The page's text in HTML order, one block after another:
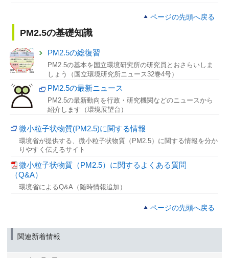
ページの先頭へ戻る
PM2.5の基礎知識
PM2.5の総復習
PM2.5の基本を国立環境研究所の研究員とおさらいしま
しょう（国立環境研究所ニュース32巻4号）
PM2.5の最新ニュース
PM2.5の最新動向を行政・研究機関などのニュースから
紹介します（環境展望台）
微小粒子状物質(PM2.5)に関する情報
環境省が提供する、微小粒子状物質（PM2.5）に関する情報を分か
りやすく伝えるサイト
微小粒子状物質（PM2.5）に関するよくある質問
（Q&A）
環境省によるQ&A（随時情報追加）
ページの先頭へ戻る
関連新着情報